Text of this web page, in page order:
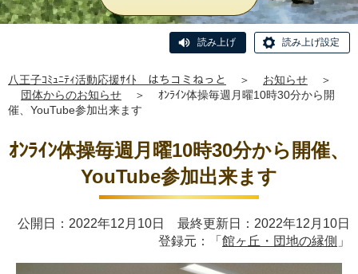
読み上げ 読み上げ設定
八王子ｺﾐｭﾆﾃｨ活動応援ｻｲﾄ はちコミねっと ＞ お知らせ
＞
団体からのお知らせ
＞
ｵﾝﾗｲﾝ体操毎週月曜10時30分から開
催、YouTube参加出来ます
ｵﾝﾗｲﾝ体操毎週月曜10時30分から開催、
YouTube参加出来ます
公開日：2022年12月10日 最終更新日：2022年12月10日
登録元：「 館ヶ丘・団地の縁側 」